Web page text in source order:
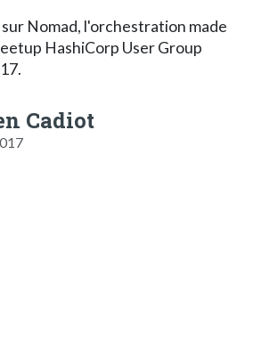
Nomad, l'orchestration made
HashiCorp User Group
Cadiot